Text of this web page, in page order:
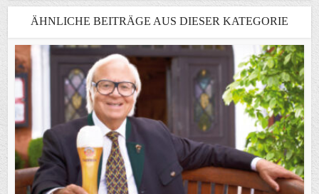
ÄHNLICHE BEITRÄGE AUS DIESER KATEGORIE